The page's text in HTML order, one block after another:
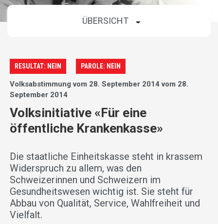
RESULTAT: NEIN PAROLE: NEIN
Volksabstimmung vom 28. September 2014 vom 28.
September 2014
Volksinitiative «Für eine
öffentliche Krankenkasse»
Die staatliche Einheitskasse steht in krassem
Widerspruch zu allem, was den
Schweizerinnen und Schweizern im
Gesundheitswesen wichtig ist. Sie steht für
Abbau von Qualität, Service, Wahlfreiheit und
Vielfalt.